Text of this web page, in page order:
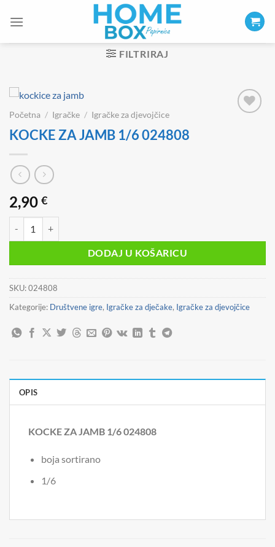
FILTRIRAJ
Početna / Igračke / Igračke za djevojčice
KOCKE ZA JAMB 1/6 024808
2,90 €
DODAJ U KOŠARICU
SKU:024808
Kategorije: Društvene igre, Igračke za dječake, Igračke za djevojčice
OPIS
KOCKE ZA JAMB 1/6 024808
boja sortirano
1/6